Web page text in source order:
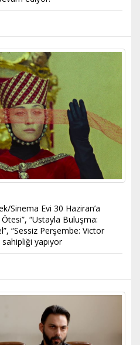
Sinema Evi 30 Haziran’a
“Ustayla Buluşma:
“Sessiz Perşembe: Victor
yapıyor